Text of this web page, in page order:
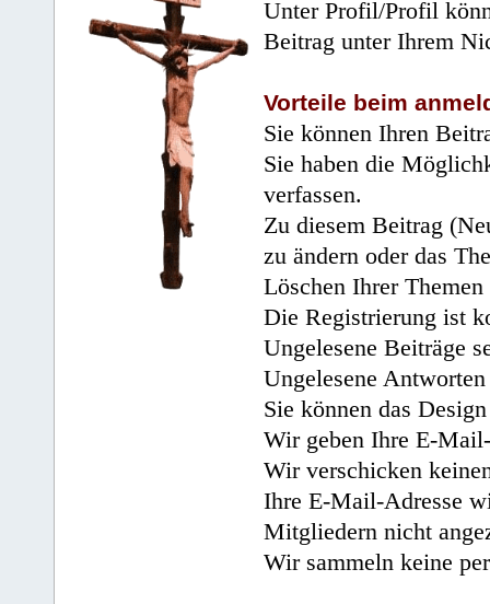
Unter Profil/Profil
Beitrag unter Ihrem
Vorteile beim
Sie können Ihren
Sie haben die
verfassen.
Zu diesem Beitrag
zu ändern oder das
Löschen Ihrer
Die Registrierung ist
Ungelesene Beiträge
Ungelesene
Sie können das
Wir geben Ihre E-
Wir verschicken
Ihre E-Mail-Adresse
Mitgliedern nicht
Wir sammeln keine